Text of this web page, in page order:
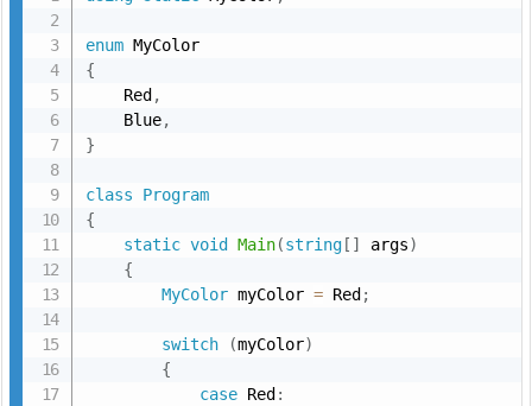
enum
{
    Red
,
    Blue
,
}
class
Program
{
static void Main(string [ ] args)
{
MyColor myColor = Red ;
switch (myColor)
{
case Red :